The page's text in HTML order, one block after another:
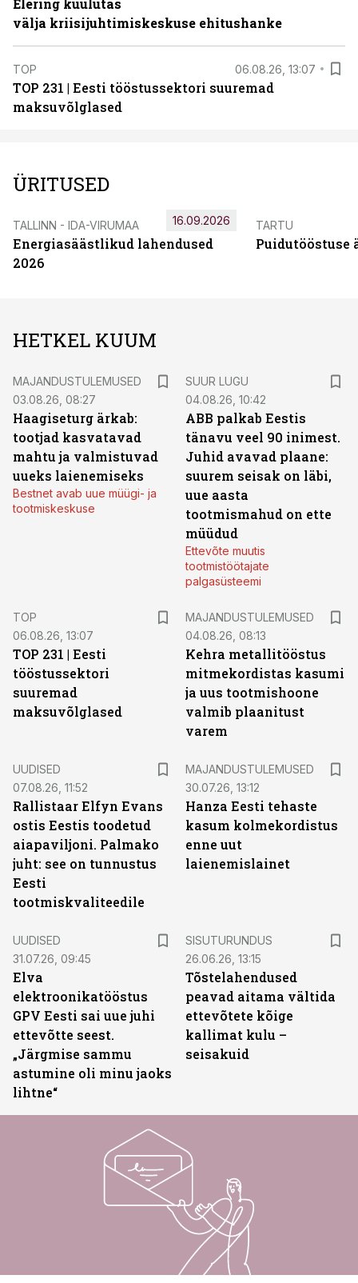
Elering kuulutas
välja kriisijuhtimiskeskuse ehitushanke
TOP 06.08.26, 13:07
TOP 231 | Eesti tööstussektori suuremad
maksuvõlglased
ÜRITUSED
TALLINN - IDA-VIRUMAA
Energiasäästlikud lahendused
2026
16.09.2026 TARTU
Puidutööstuse
HETKEL KUUM
MAJANDUSTULEMUSED
03.08.26, 08:27
Haagiseturg ärkab:
tootjad kasvatavad
mahtu ja valmistuvad
uueks laienemiseks
Bestnet avab uue müügi- ja
tootmiskeskuse
SUUR LUGU
04.08.26, 10:42
ABB palkab Eestis
tänavu veel 90 inimest.
Juhid avavad plaane:
suurem seisak on läbi,
uue aasta
tootmismahud on ette
müüdud
Ettevõte muutis
tootmistöötajate
palgasüsteemi
TOP
06.08.26, 13:07
TOP 231 | Eesti
tööstussektori
suuremad
maksuvõlglased
MAJANDUSTULEMUSED
04.08.26, 08:13
Kehra metallitööstus
mitmekordistas kasumi
ja uus tootmishoone
valmib plaanitust
varem
UUDISED
07.08.26, 11:52
Rallistaar Elfyn Evans
ostis Eestis toodetud
aiapaviljoni. Palmako
juht: see on tunnustus
Eesti
tootmiskvaliteedile
MAJANDUSTULEMUSED
30.07.26, 13:12
Hanza Eesti tehaste
kasum kolmekordistus
enne uut
laienemislainet
UUDISED
31.07.26, 09:45
Elva
elektroonikatööstus
GPV Eesti sai uue juhi
ettevõtte seest.
„Järgmise sammu
astumine oli minu jaoks
lihtne“
SISUTURUNDUS
26.06.26, 13:15
Tõstelahendused
peavad aitama vältida
ettevõtete kõige
kallimat kulu –
seisakuid